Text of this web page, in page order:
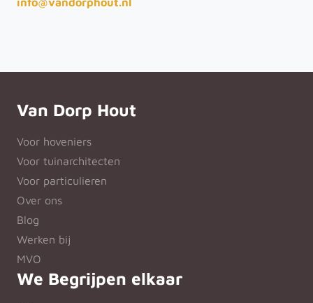
Van Dorp Hout
Voor hoveniers
Voor tuinarchitecten
Voor particulieren
Over ons
Blog
Werken bij
MVO
We Begrijpen elkaar